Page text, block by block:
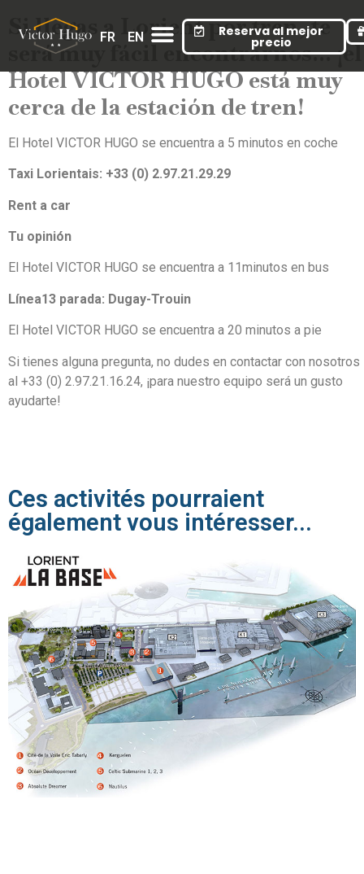
FR EN Reserva al mejor
precio
Si llegas a Lorient por tren, te
será muy fácil encontrarnos… ¡el
Hotel VICTOR HUGO está muy
cerca de la estación de tren!
El Hotel VICTOR HUGO se encuentra a 5 minutos en coche
Taxi Lorientais: +33 (0) 2.97.21.29.29
Rent a car
Tu opinión
El Hotel VICTOR HUGO se encuentra a 11minutos en bus
Línea13 parada: Dugay-Trouin
El Hotel VICTOR HUGO se encuentra a 20 minutos a pie
Si tienes alguna pregunta, no dudes en contactar con nosotros
al +33 (0) 2.97.21.16.24, ¡para nuestro equipo será un gusto
ayudarte!
Ces activités pourraient
également vous intéresser...